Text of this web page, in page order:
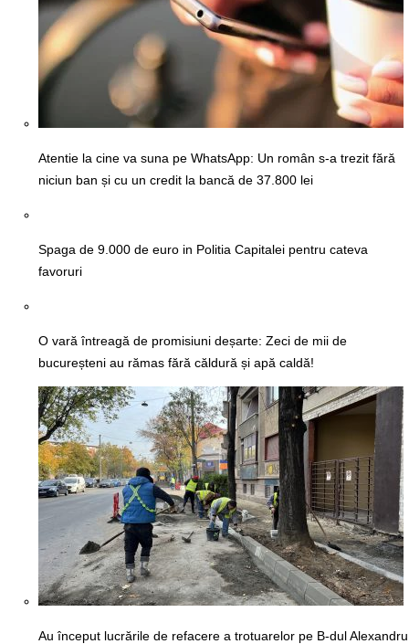
Atentie la cine va suna pe WhatsApp: Un român s-a trezit fără
niciun ban și cu un credit la bancă de 37.800 lei
Spaga de 9.000 de euro in Politia Capitalei pentru cateva
favoruri
O vară întreagă de promisiuni deșarte: Zeci de mii de
bucureșteni au rămas fără căldură și apă caldă!
Au început lucrările de refacere a trotuarelor pe B-dul Alexandru